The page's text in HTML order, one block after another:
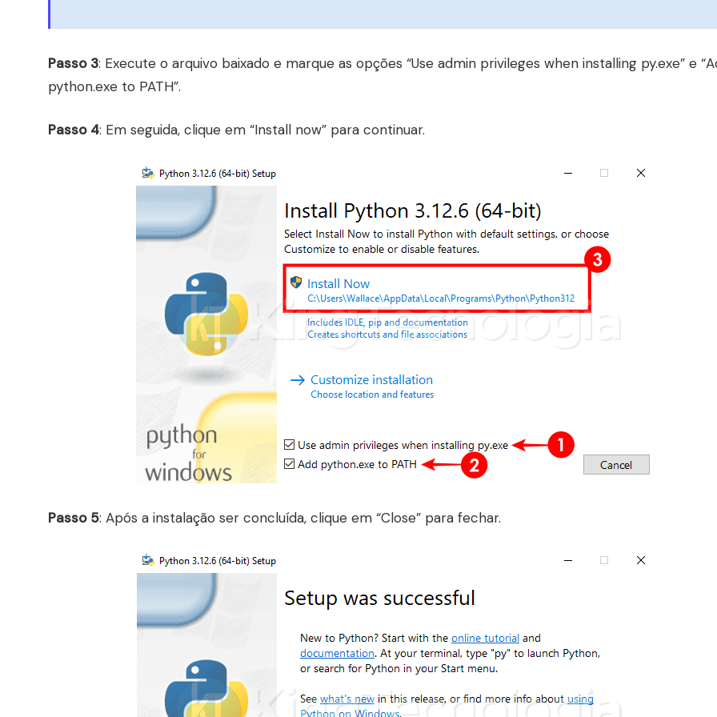
Passo 3: Execute o arquivo baixado e marque as opções “Use admin privileges when installing py.exe” e
python.exe to PATH”.
Passo 4: Em seguida, clique em “Install now” para continuar.
Passo 5: Após a instalação ser concluída, clique em “Close” para fechar.